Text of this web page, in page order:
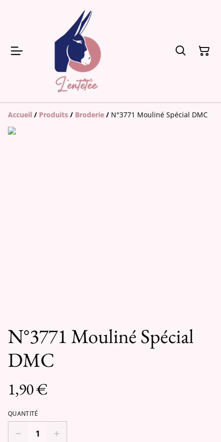
Accueil / Produits / Broderie / N°3771 Mouliné Spécial DMC
N°3771 Mouliné Spécial
DMC
1,90 €
QUANTITÉ